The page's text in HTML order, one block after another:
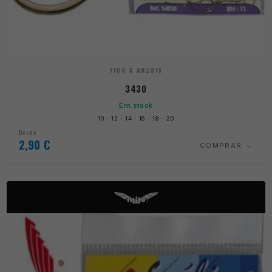
FIOS & ANZOIS
3430
Em stock
10 · 12 · 14 · 16 · 18 · 20
Desde
2,90 € COMPRAR